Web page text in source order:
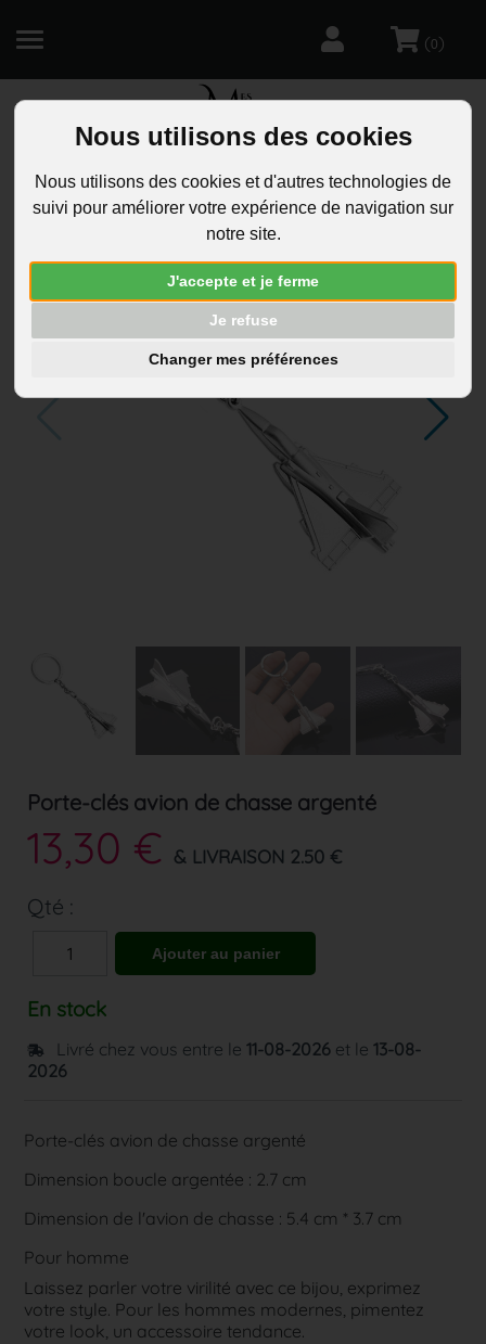
Nous utilisons des cookies
Nous utilisons des cookies et d'autres technologies de
suivi pour améliorer votre expérience de navigation sur
notre site.
J'accepte et je ferme
Je refuse
Changer mes préférences
(0)
Porte-clés avion de chasse argenté
13,30 € & LIVRAISON 2.50 €
Qté :
En stock
Livré chez vous entre le11-08-2026 et le13-08-
2026
Porte-clés avion de chasse argenté
Dimension boucle argentée : 2.7 cm
Dimension de l'avion de chasse : 5.4 cm * 3.7 cm
Pour homme
Laissez parler votre virilité avec ce bijou, exprimez
votre style. Pour les hommes modernes, pimentez
votre look, un accessoire tendance.